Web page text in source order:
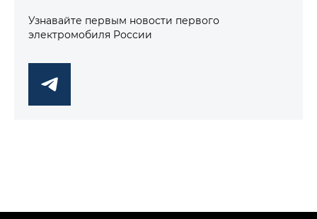
Узнавайте первым новости первого
электромобиля России